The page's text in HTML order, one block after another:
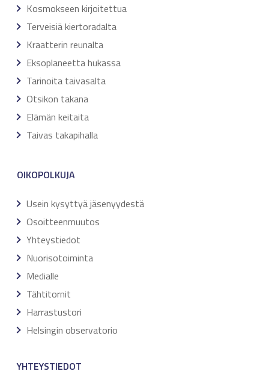
Kosmokseen kirjoitettua
Terveisiä kiertoradalta
Kraatterin reunalta
Eksoplaneetta hukassa
Tarinoita taivasalta
Otsikon takana
Elämän keitaita
Taivas takapihalla
OIKOPOLKUJA
Usein kysyttyä jäsenyydestä
Osoitteenmuutos
Yhteystiedot
Nuorisotoiminta
Medialle
Tähtitornit
Harrastustori
Helsingin observatorio
YHTEYSTIEDOT